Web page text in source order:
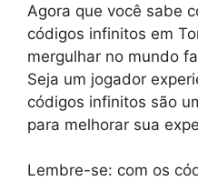
Agora que você sabe
códigos infinitos em
mergulhar no mundo
Seja um jogador
códigos infinitos são
para melhorar sua
Lembre-se: com os